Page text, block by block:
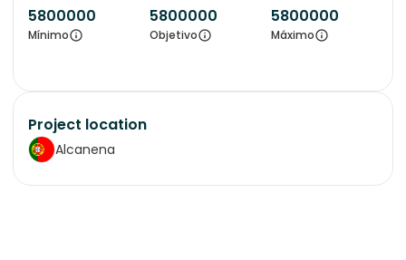
5800000
Mínimo
5800000
Objetivo
5800000
Máximo
Project location
Alcanena